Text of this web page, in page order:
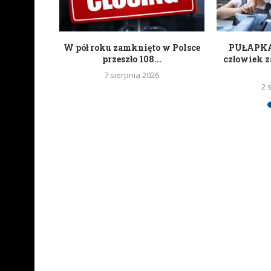
W pół roku zamknięto w Polsce
przeszło 108...
7 sierpnia 2026
człowiek
2